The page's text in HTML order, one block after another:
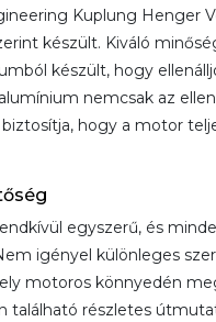
Kuplung Henger
készült. Kiváló
készült, hogy
nemcsak az
hogy a motor
egyszerű, és
igényel különleges
motoros könnyedén
található részletes